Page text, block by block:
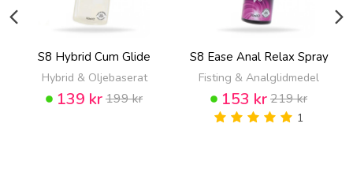
S8 Hybrid Cum Glide
Hybrid & Oljebaserat
139 kr199 kr
S8 Ease Anal Relax Spray
Fisting & Analglidmedel
153 kr219 kr
1